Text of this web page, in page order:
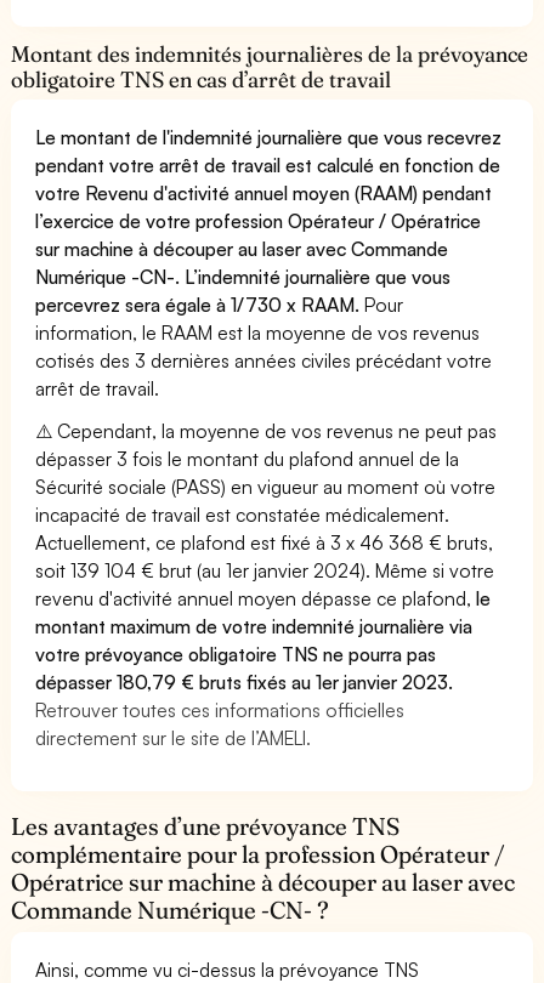
Montant des indemnités journalières de la prévoyance
obligatoire TNS en cas d’arrêt de travail
Le montant de l'indemnité journalière que vous recevrez
pendant votre arrêt de travail est calculé en fonction de
votre Revenu d'activité annuel moyen (RAAM) pendant
l’exercice de votre profession Opérateur / Opératrice
sur machine à découper au laser avec Commande
Numérique -CN-. L’indemnité journalière que vous
percevrez sera égale à 1/730 x RAAM. Pour
information, le RAAM est la moyenne de vos revenus
cotisés des 3 dernières années civiles précédant votre
arrêt de travail.
⚠️ Cependant, la moyenne de vos revenus ne peut pas
dépasser 3 fois le montant du plafond annuel de la
Sécurité sociale (PASS) en vigueur au moment où votre
incapacité de travail est constatée médicalement.
Actuellement, ce plafond est fixé à 3 x 46 368 € bruts,
soit 139 104 € brut (au 1er janvier 2024). Même si votre
revenu d'activité annuel moyen dépasse ce plafond,le
montant maximum de votre indemnité journalière via
votre prévoyance obligatoire TNS ne pourra pas
dépasser 180,79 € bruts fixés au 1er janvier 2023.
Retrouver toutes ces informations officielles
directement sur le site de l’AMELI.
Les avantages d’une prévoyance TNS
complémentaire pour la profession Opérateur /
Opératrice sur machine à découper au laser avec
Commande Numérique -CN- ?
Ainsi, comme vu ci-dessus la prévoyance TNS